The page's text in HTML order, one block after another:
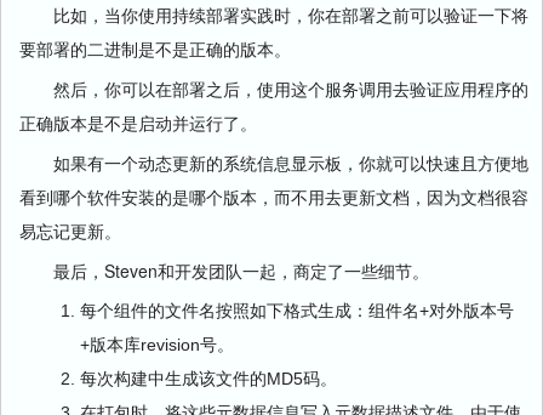
比如，当你使用持续部署实践时，你在部署之前可以验证一下将
要部署的二进制是不是正确的版本。
然后，你可以在部署之后，使用这个服务调用去验证应用程序的
正确版本是不是启动并运行了。
如果有一个动态更新的系统信息显示板，你就可以快速且方便地
看到哪个软件安装的是哪个版本，而不用去更新文档，因为文档很容
易忘记更新。
最后，Steven和开发团队一起，商定了一些细节。
每个组件的文件名按照如下格式生成：组件名+对外版本号
+版本库revision号。
每次构建中生成该文件的MD5码。